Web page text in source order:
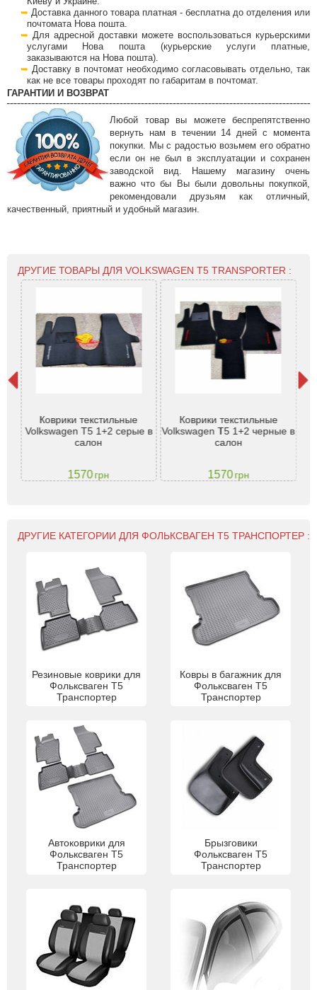
Доставка данного товара платная - бесплатна до отделения или
почтомата Нова пошта.
Для адресной доставки можете воспользоваться курьерскими
услугами Нова пошта (курьерские услуги платные,
заказываются на Нова пошта).
Доставку в почтомат необходимо согласовывать отдельно, так
как не все товары проходят по габаритам в почтомат.
ГАРАНТИИ И ВОЗВРАТ
Любой товар вы можете беспрепятственно
вернуть нам в течении 14 дней с момента
покупки. Мы с радостью возьмем его обратно
если он не был в эксплуатации и сохранен
заводской вид. Нашему магазину очень
важно что бы Вы были довольны покупкой,
рекомендовали друзьям как отличный,
качественный, приятный и удобный магазин.
ДРУГИЕ ТОВАРЫ ДЛЯ VOLKSWAGEN T5 TRANSPORTER :
Коврики текстильные
Volkswagen T5 1+2 серые в
салон
1570грн
Коврики текстильные
Volkswagen T5 1+2 черные в
салон
1570грн
ДРУГИЕ КАТЕГОРИИ ДЛЯ ФОЛЬКСВАГЕН Т5 ТРАНСПОРТЕР :
Резиновые коврики для
Фольксваген Т5
Транспортер
Ковры в багажник для
Фольксваген Т5
Транспортер
Автоковрики для
Фольксваген Т5
Транспортер
Брызговики
Фольксваген Т5
Транспортер